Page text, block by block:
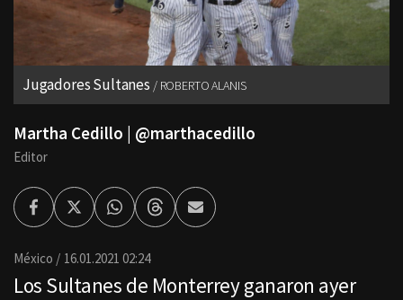
Jugadores Sultanes ROBERTO ALANIS
Martha Cedillo | @marthacedillo
Editor
FacebookTwitterWhatsappThreadsEnviar
por
México 16.01.2021 02:24
Los Sultanes de Monterrey ganaron ayer